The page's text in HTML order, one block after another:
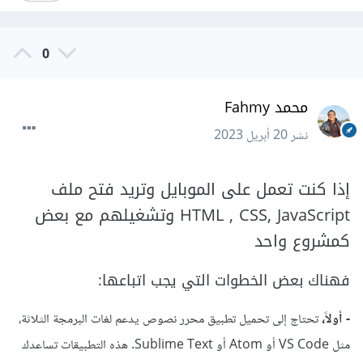
0
محمد Fahmy
نشر20 أبريل 2023
إذا كنت تعمل على الموبايل وتريد فتح ملف
HTML , CSS, JavaScript وتشغيلهم مع بعض
كمشروع واحد
فهناك بعض الخطوات التي يجب اتباعها:
- أولاً،تحتاج إلى تحميل تطبيق محرر نصوص يدعم لغات البرمجة الثلاثة،
مثل VS Code أو Atom أو Sublime Text. هذه التطبيقات تساعدك